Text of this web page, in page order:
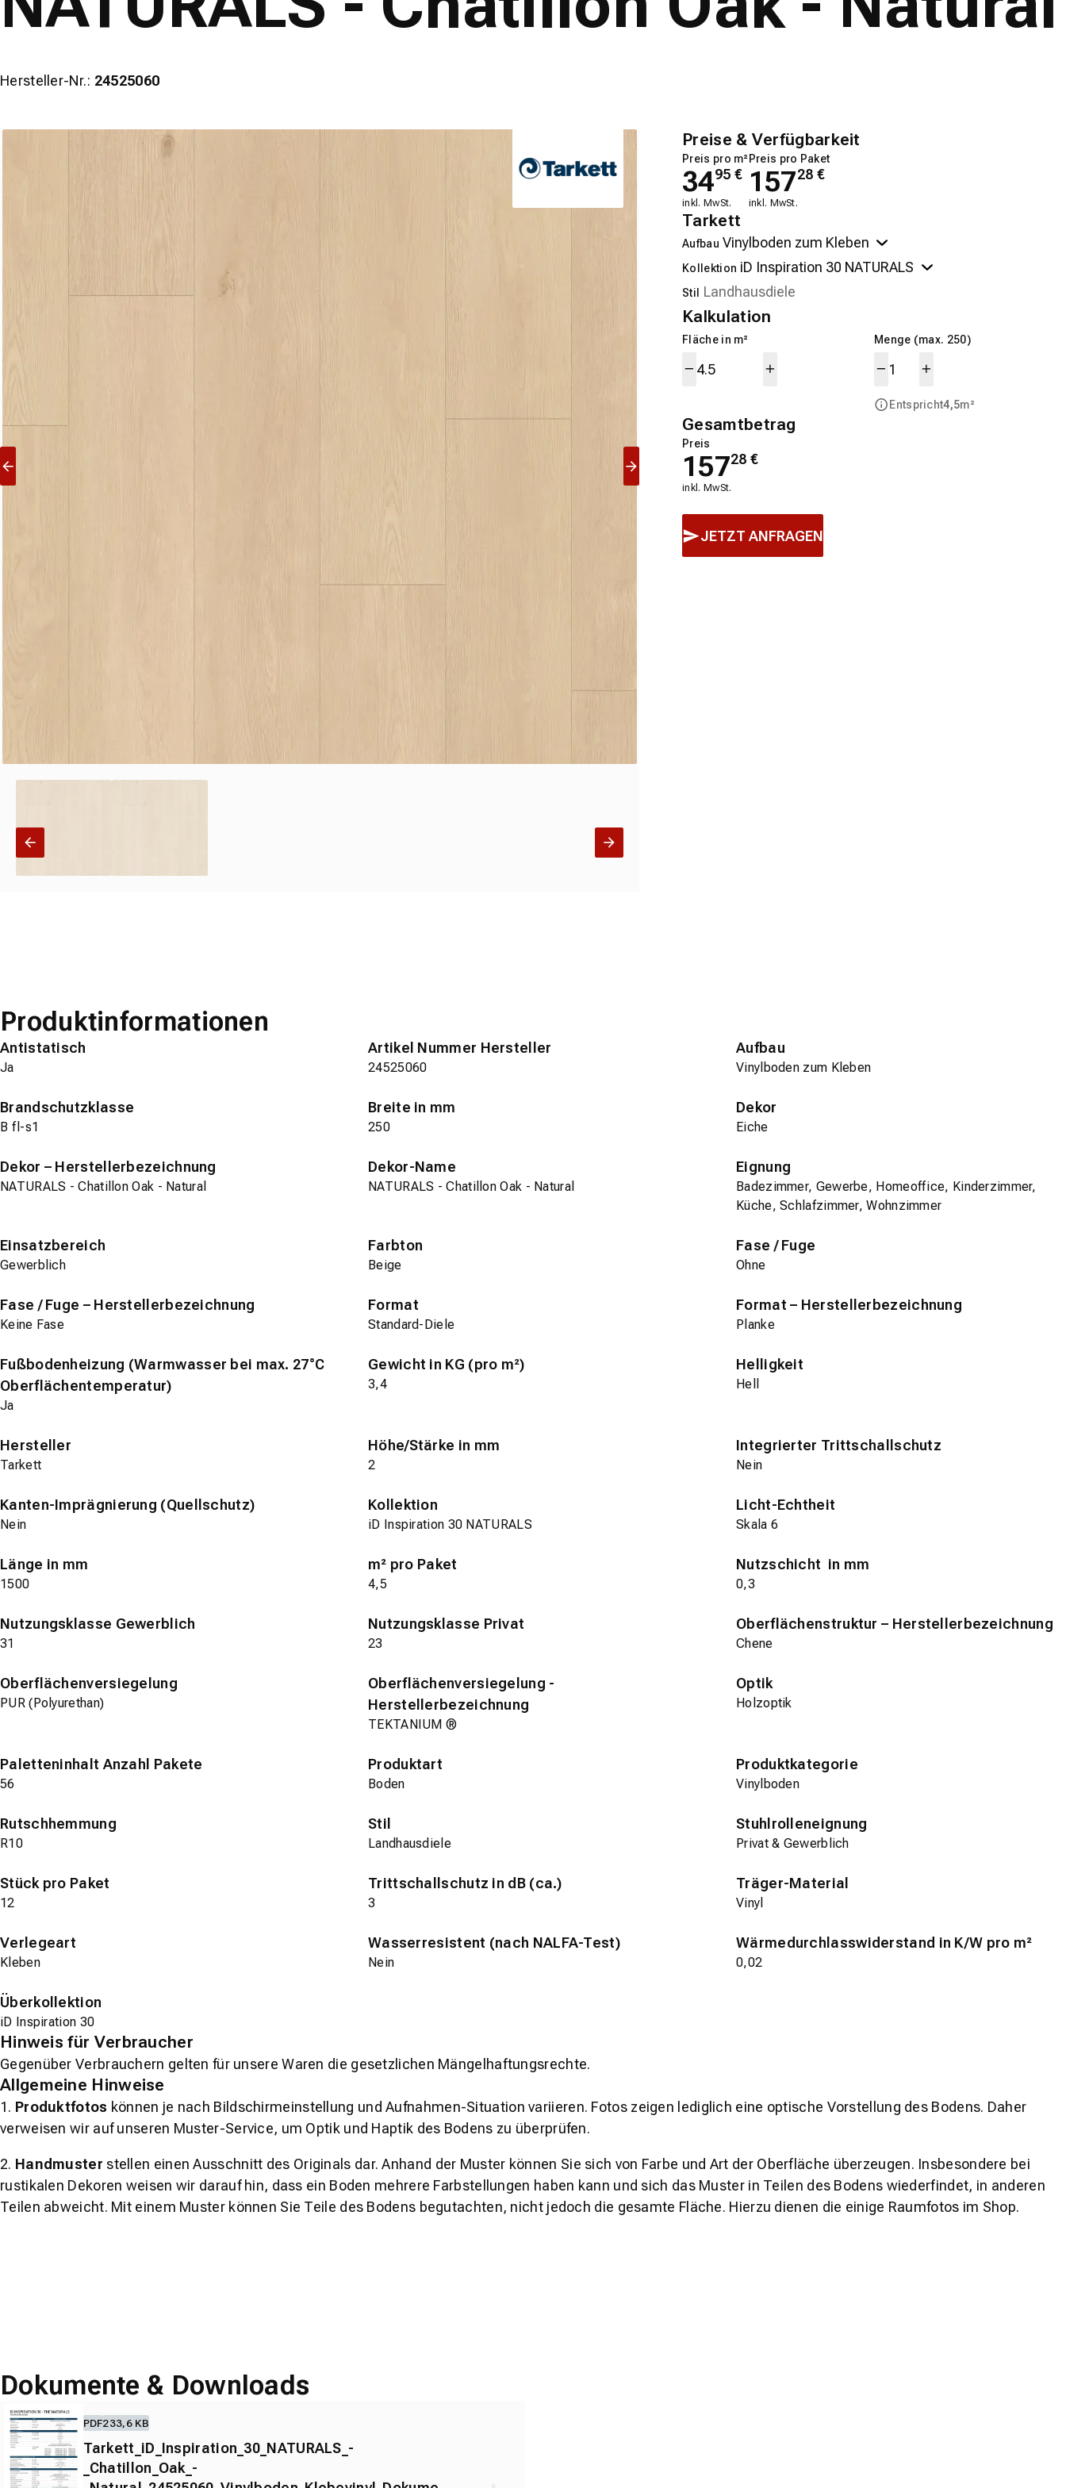
Hersteller-Nr.: 24525060
Preise & Verfügbarkeit
Preis pro m²
3495 €
inkl. MwSt.
Preis pro Paket
15728 €
inkl. MwSt.
Tarkett
Aufbau
Kollektion
Stil
Kalkulation
Fläche in m² Menge (max. 250)
Entspricht4,5m²
Gesamtbetrag
Preis
15728 €
inkl. MwSt.
JETZT ANFRAGEN
Produktinformationen
Antistatisch
Ja
Artikel Nummer Hersteller
24525060
Aufbau
Vinylboden zum Kleben
Brandschutzklasse
B fl-s1
Breite in mm
250
Dekor
Eiche
Dekor – Herstellerbezeichnung
NATURALS - Chatillon Oak - Natural
Dekor-Name
NATURALS - Chatillon Oak - Natural
Eignung
Badezimmer, Gewerbe, Homeoffice, Kinderzimmer,
Küche, Schlafzimmer, Wohnzimmer
Einsatzbereich
Gewerblich
Farbton
Beige
Fase / Fuge
Ohne
Fase / Fuge – Herstellerbezeichnung
Keine Fase
Format
Standard-Diele
Format – Herstellerbezeichnung
Planke
Fußbodenheizung (Warmwasser bei max. 27°C
Oberflächentemperatur)
Ja
Gewicht in KG (pro m²)
3,4
Helligkeit
Hell
Hersteller
Tarkett
Höhe/Stärke in mm
2
Integrierter Trittschallschutz
Nein
Kanten-Imprägnierung (Quellschutz)
Nein
Kollektion
iD Inspiration 30 NATURALS
Licht-Echtheit
Skala 6
Länge in mm
1500
m² pro Paket
4,5
Nutzschicht in mm
0,3
Nutzungsklasse Gewerblich
31
Nutzungsklasse Privat
23
Oberflächenstruktur – Herstellerbezeichnung
Chene
Oberflächenversiegelung
PUR (Polyurethan)
Oberflächenversiegelung -
Herstellerbezeichnung
TEKTANIUM ®
Optik
Holzoptik
Paletteninhalt Anzahl Pakete
56
Produktart
Boden
Produktkategorie
Vinylboden
Rutschhemmung
R10
Stil
Landhausdiele
Stuhlrolleneignung
Privat & Gewerblich
Stück pro Paket
12
Trittschallschutz in dB (ca.)
3
Träger-Material
Vinyl
Verlegeart
Kleben
Wasserresistent (nach NALFA-Test)
Nein
Wärmedurchlasswiderstand in K/W pro m²
0,02
Überkollektion
iD Inspiration 30
Hinweis für Verbraucher
Gegenüber Verbrauchern gelten für unsere Waren die gesetzlichen Mängelhaftungsrechte.
Allgemeine Hinweise
1. Produktfotos können je nach Bildschirmeinstellung und Aufnahmen-Situation variieren. Fotos zeigen lediglich eine optische Vorstellung des Bodens. Daher
verweisen wir auf unseren Muster-Service, um Optik und Haptik des Bodens zu überprüfen.
2. Handmuster stellen einen Ausschnitt des Originals dar. Anhand der Muster können Sie sich von Farbe und Art der Oberfläche überzeugen. Insbesondere bei
rustikalen Dekoren weisen wir darauf hin, dass ein Boden mehrere Farbstellungen haben kann und sich das Muster in Teilen des Bodens wiederfindet, in anderen
Teilen abweicht. Mit einem Muster können Sie Teile des Bodens begutachten, nicht jedoch die gesamte Fläche. Hierzu dienen die einige Raumfotos im Shop.
Dokumente & Downloads
PDF233,6 KB
Tarkett_iD_Inspiration_30_NATURALS_-
_Chatillon_Oak_-